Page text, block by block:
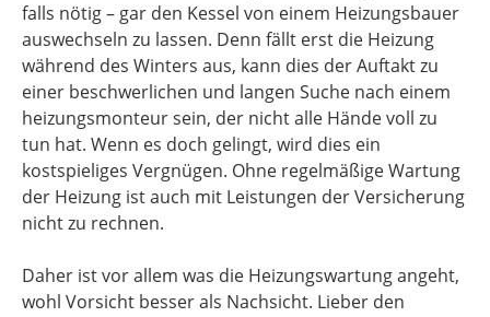
falls nötig – gar den Kessel von einem Heizungsbauer
auswechseln zu lassen. Denn fällt erst die Heizung
während des Winters aus, kann dies der Auftakt zu
einer beschwerlichen und langen Suche nach einem
heizungsmonteur sein, der nicht alle Hände voll zu
tun hat. Wenn es doch gelingt, wird dies ein
kostspieliges Vergnügen. Ohne regelmäßige Wartung
der Heizung ist auch mit Leistungen der Versicherung
nicht zu rechnen.
Daher ist vor allem was die Heizungswartung angeht,
wohl Vorsicht besser als Nachsicht. Lieber den